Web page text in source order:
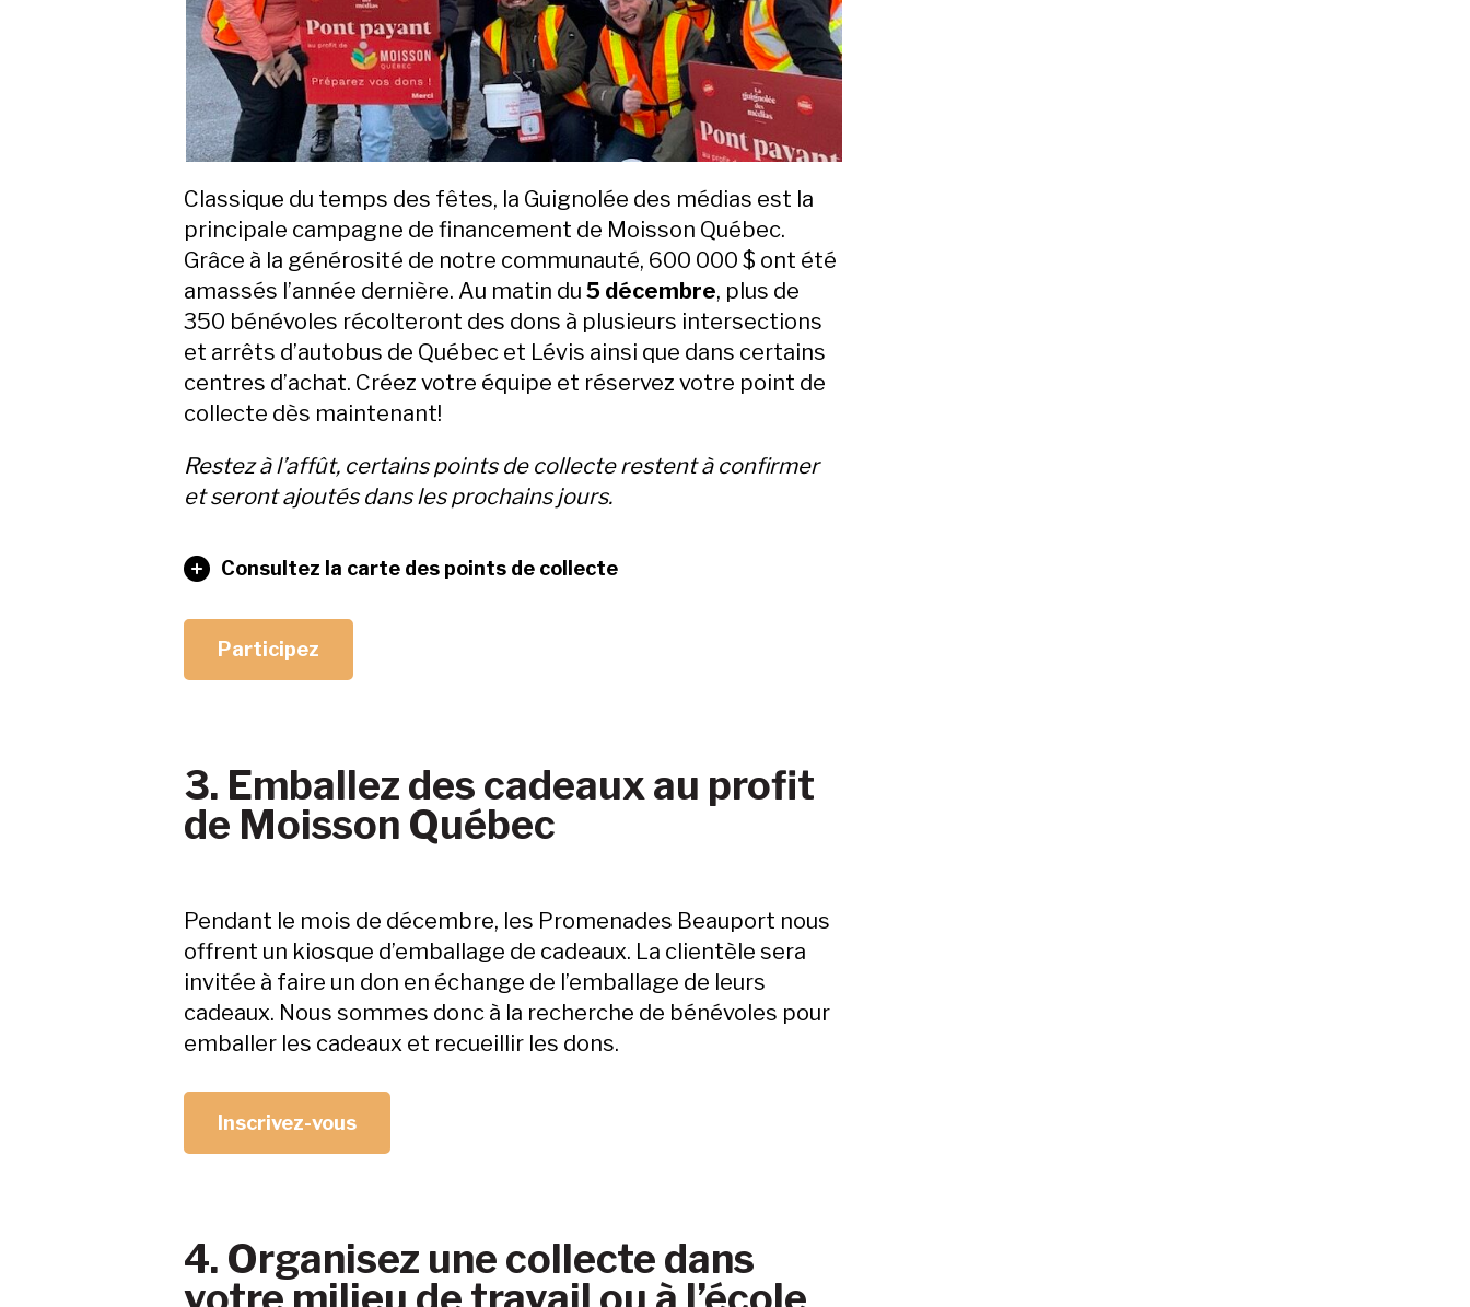
Classique du temps des fêtes, la Guignolée des médias est la
principale campagne de financement de Moisson Québec.
Grâce à la générosité de notre communauté, 600 000 $ ont été
amassés l’année dernière. Au matin du 5 décembre, plus de
350 bénévoles récolteront des dons à plusieurs intersections
et arrêts d’autobus de Québec et Lévis ainsi que dans certains
centres d’achat. Créez votre équipe et réservez votre point de
collecte dès maintenant!
Restez à l’affût, certains points de collecte restent à confirmer
et seront ajoutés dans les prochains jours.
Consultez la carte des points de collecte
Participez
3. Emballez des cadeaux au profit
de Moisson Québec
Pendant le mois de décembre, les Promenades Beauport nous
offrent un kiosque d’emballage de cadeaux. La clientèle sera
invitée à faire un don en échange de l’emballage de leurs
cadeaux. Nous sommes donc à la recherche de bénévoles pour
emballer les cadeaux et recueillir les dons.
Inscrivez-vous
4. Organisez une collecte dans